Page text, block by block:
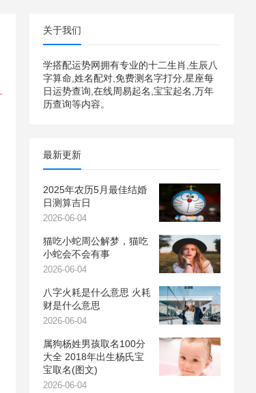
关于我们
学搭配运势网拥有专业的十二生肖,生辰八
字算命,姓名配对,免费测名字打分,星座每
日运势查询,在线周易起名,宝宝起名,万年
历查询等内容。
最新更新
2025年农历5月最佳结婚
日测算吉日
2026-06-04
猫吃小蛇周公解梦，猫吃
小蛇会不会有事
2026-06-04
八字火耗是什么意思 火耗
财是什么意思
2026-06-04
属狗杨姓男孩取名100分
大全 2018年出生杨氏宝
宝取名(图文)
2026-06-04